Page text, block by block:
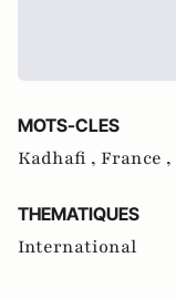
MOTS-CLES
Kadhafi , France ,
THEMATIQUES
International